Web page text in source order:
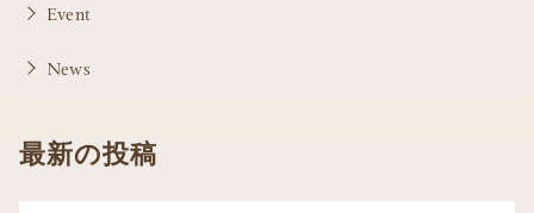
Event
News
最新の投稿